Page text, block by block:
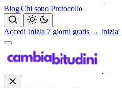
Blog Chi sono Protocollo
Accedi Inizia 7 giorni gratis → Inizia